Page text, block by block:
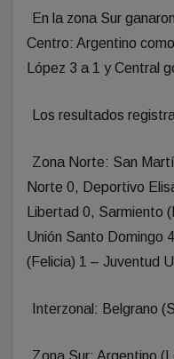
En la zona Sur
Centro: Argentino
López 3 a 1 y Central
Los resultados
Zona Norte: San
Norte 0, Deportivo
Libertad 0, Sarmiento
Unión Santo Domingo
(Felicia) 1 – Juventud
Interzonal: Belgrano